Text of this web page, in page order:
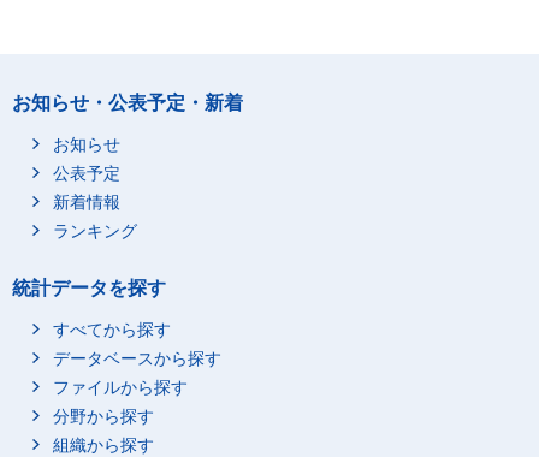
お知らせ・公表予定・新着
お知らせ
公表予定
新着情報
ランキング
統計データを探す
すべてから探す
データベースから探す
ファイルから探す
分野から探す
組織から探す